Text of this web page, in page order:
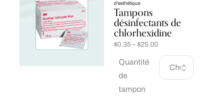
d'esthétique
Tampons
désinfectants de
chlorhexidine
$0.35 – $25.00
Quantité
de
tampon